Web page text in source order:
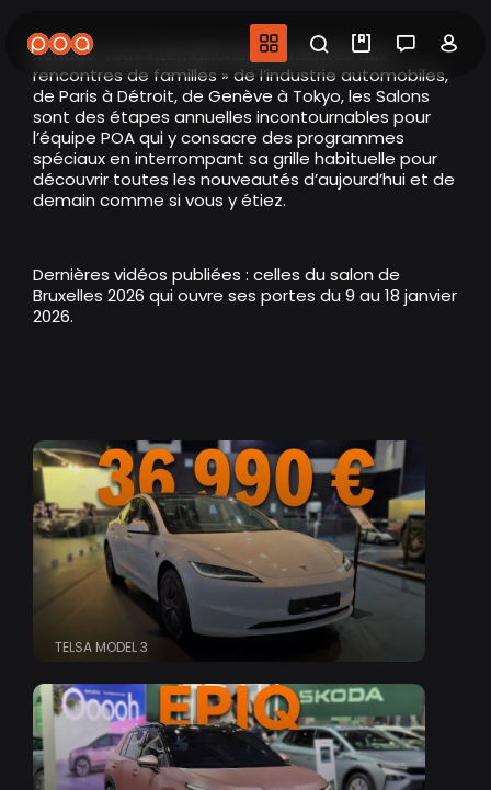
au
contenu
principal
Navigation
Recherche
Mes
Rendez-vous internationaux consacrés aux «
rencontres de familles » de l’industrie automobiles,
de Paris à Détroit, de Genève à Tokyo, les Salons
sont des étapes annuelles incontournables pour
l’équipe POA qui y consacre des programmes
spéciaux en interrompant sa grille habituelle pour
découvrir toutes les nouveautés d’aujourd’hui et de
demain comme si vous y étiez.
Dernières vidéos publiées : celles du salon de
Bruxelles 2026 qui ouvre ses portes du 9 au 18 janvier
2026.
TELSA MODEL 3